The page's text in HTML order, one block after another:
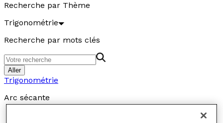
Recherche par Thème
Trigonométrie
Recherche par mots clés
Aller
Trigonométrie
Arc sécante